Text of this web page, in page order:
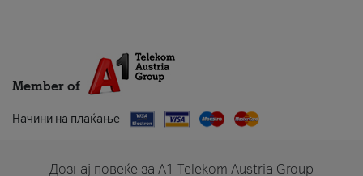
Member of
Начини на плаќање
Дознај повеќе за A1 Telekom Austria Group